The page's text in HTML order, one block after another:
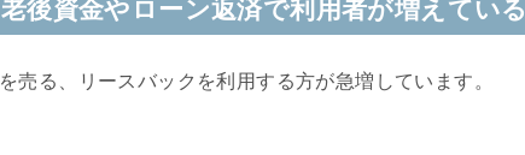
後資金やローン返済で利用者が増えている
売る、リースバックを利用する方が急増しています。